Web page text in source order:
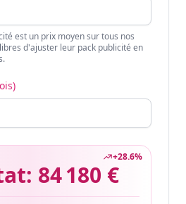
est un prix moyen sur tous nos
d'ajuster leur pack publicité en
+28.6%
84 180 €